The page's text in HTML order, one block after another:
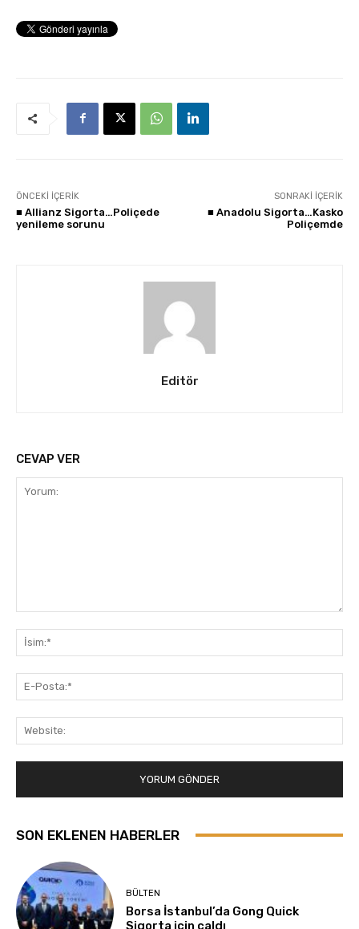
ÖNCEKI İÇERIK
■ Allianz Sigorta…Poliçede
yenileme sorunu
SONRAKI İÇERIK
■ Anadolu Sigorta…Kasko
Poliçemde
Editör
CEVAP VER
SON EKLENEN HABERLER
BÜLTEN
Borsa İstanbul’da Gong Quick
Sigorta için çaldı